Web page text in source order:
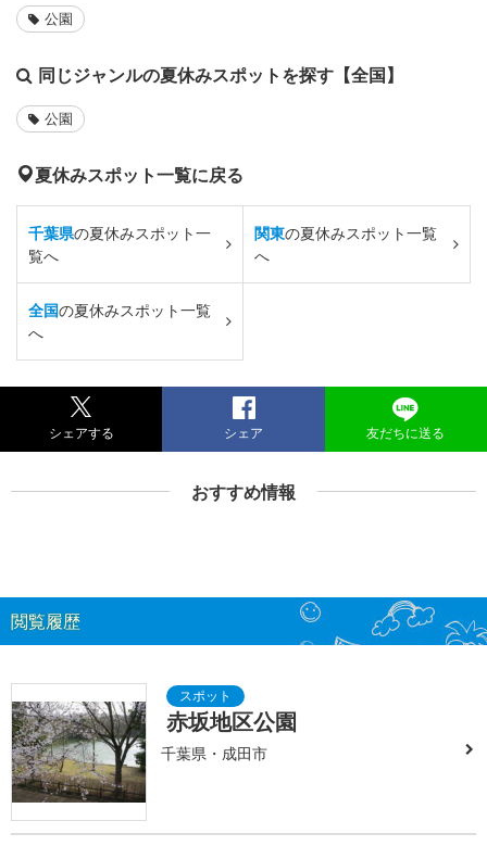
公園
同じジャンルの夏休みスポットを探す【全国】
公園
夏休みスポット一覧に戻る
千葉県の夏休みスポット一
覧へ
関東の夏休みスポット一覧
へ
全国の夏休みスポット一覧
へ
シェアする シェア 友だちに送る
おすすめ情報
閲覧履歴
赤坂地区公園
千葉県・成田市